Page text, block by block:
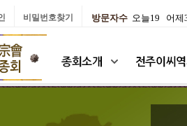
비밀번호찾기 방문자수 오늘19 어